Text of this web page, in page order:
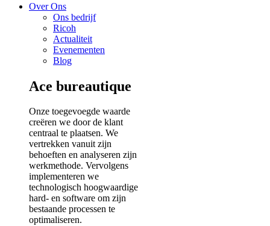
Over Ons
Ons bedrijf
Ricoh
Actualiteit
Evenementen
Blog
Ace bureautique
Onze toegevoegde waarde
creëren we door de klant
centraal te plaatsen. We
vertrekken vanuit zijn
behoeften en analyseren zijn
werkmethode. Vervolgens
implementeren we
technologisch hoogwaardige
hard- en software om zijn
bestaande processen te
optimaliseren.